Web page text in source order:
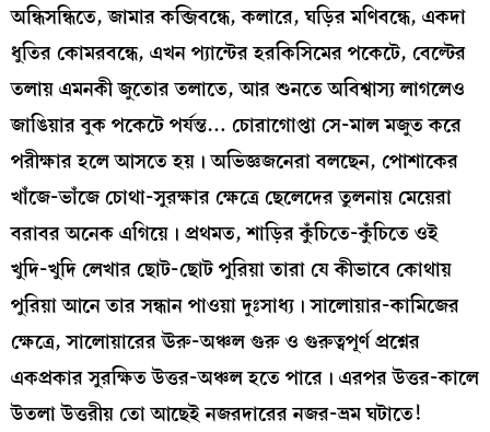
অন্ধিসন্ধিতে, জামার কব্জিবন্ধে, কলারে, ঘড়ির মণিবন্ধে, একদা
ধুতির কোমরবন্ধে, এখন প্যান্টের হরকিসিমের পকেটে, বেল্টের
তলায় এমনকী জুতোর তলাতে, আর শুনতে অবিশ্বাস্য লাগলেও
জাঙিয়ার বুক পকেটে পর্যন্ত… চোরাগোপ্তা সে-মাল মজুত করে
পরীক্ষার হলে আসতে হয়। অভিজ্ঞজনেরা বলছেন, পোশাকের
খাঁজে-ভাঁজে চোথা-সুরক্ষার ক্ষেত্রে ছেলেদের তুলনায় মেয়েরা
বরাবর অনেক এগিয়ে। প্রথমত, শাড়ির কুঁচিতে-কুঁচিতে ওই
খুদি-খুদি লেখার ছোট-ছোট পুরিয়া তারা যে কীভাবে কোথায়
পুরিয়া আনে তার সন্ধান পাওয়া দুঃসাধ্য। সালোয়ার-কামিজের
ক্ষেত্রে, সালোয়ারের ঊরু-অঞ্চল গুরু ও গুরুত্বপূর্ণ প্রশ্নের
একপ্রকার সুরক্ষিত উত্তর-অঞ্চল হতে পারে। এরপর উত্তর-কালে
উতলা উত্তরীয় তো আছেই নজরদারের নজর-ভ্রম ঘটাতে!